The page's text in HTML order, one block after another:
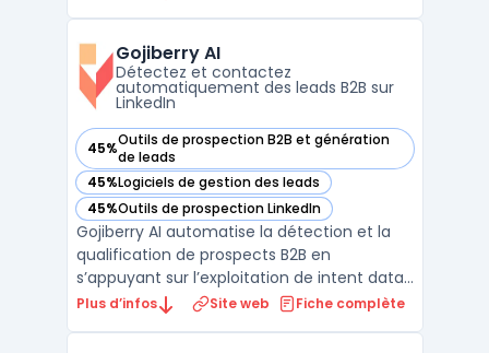
consultants rencontrent la question de
maintenir une communication ré ...
Gojiberry AI
Détectez et contactez
automatiquement des leads B2B sur
LinkedIn
45%Outils de prospection B2B et génération
de leads
— voir Gojiberry AI dans cette catégorie
45%Logiciels de gestion des leads
— voir Gojiberry AI dans cette catégorie
45%Outils de prospection LinkedIn
— voir Gojiberry AI dans cette catégorie
Gojiberry AI automatise la détection et la
qualification de prospects B2B en
s’appuyant sur l’exploitation de intent data.
Ce logiciel s’adresse aux fondateurs, aux
Plus d’infos Site web Fiche complète